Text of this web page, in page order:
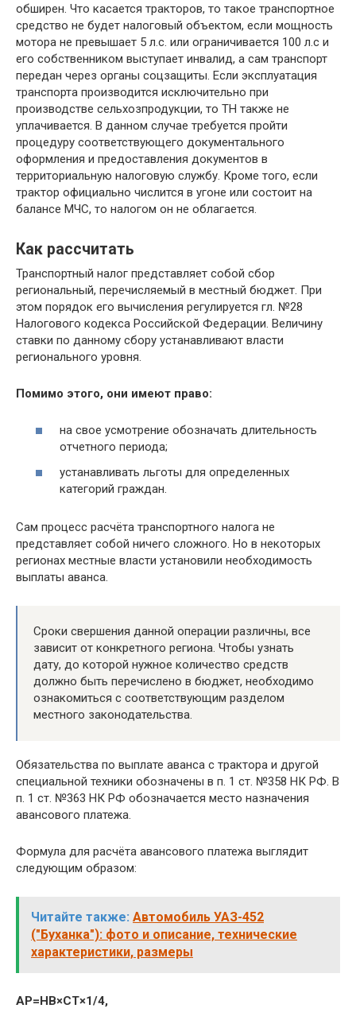
обширен. Что касается тракторов, то такое транспортное
средство не будет налоговый объектом, если мощность
мотора не превышает 5 л.с. или ограничивается 100 л.с и
его собственником выступает инвалид, а сам транспорт
передан через органы соцзащиты. Если эксплуатация
транспорта производится исключительно при
производстве сельхозпродукции, то ТН также не
уплачивается. В данном случае требуется пройти
процедуру соответствующего документального
оформления и предоставления документов в
территориальную налоговую службу. Кроме того, если
трактор официально числится в угоне или состоит на
балансе МЧС, то налогом он не облагается.
Как рассчитать
Транспортный налог представляет собой сбор
региональный, перечисляемый в местный бюджет. При
этом порядок его вычисления регулируется гл. №28
Налогового кодекса Российской Федерации. Величину
ставки по данному сбору устанавливают власти
регионального уровня.
Помимо этого, они имеют право:
на свое усмотрение обозначать длительность
отчетного периода;
устанавливать льготы для определенных
категорий граждан.
Сам процесс расчёта транспортного налога не
представляет собой ничего сложного. Но в некоторых
регионах местные власти установили необходимость
выплаты аванса.
Сроки свершения данной операции различны, все
зависит от конкретного региона. Чтобы узнать
дату, до которой нужное количество средств
должно быть перечислено в бюджет, необходимо
ознакомиться с соответствующим разделом
местного законодательства.
Обязательства по выплате аванса с трактора и другой
специальной техники обозначены в п. 1 ст. №358 НК РФ. В
п. 1 ст. №363 НК РФ обозначается место назначения
авансового платежа.
Формула для расчёта авансового платежа выглядит
следующим образом:
Читайте также: Автомобиль УАЗ-452
("Буханка"): фото и описание, технические
характеристики, размеры
AP=HB×CT×1/4,